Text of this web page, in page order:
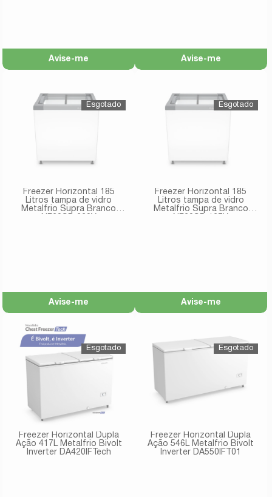
Avise-me Avise-me
Freezer Horizontal 185
Litros tampa de vidro
Metalfrio Supra Branco
Avise-me
Freezer Horizontal 185
Litros tampa de vidro
Metalfrio Supra Branco
Avise-me
Freezer Horizontal Dupla
Ação 417L Metalfrio Bivolt
Inverter DA420IFTech
Freezer Horizontal Dupla
Ação 546L Metalfrio Bivolt
Inverter DA550IFT01